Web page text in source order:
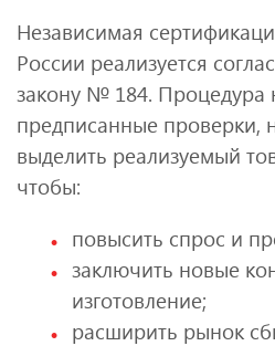
Независимая
России реализуется
закону № 184. Процедура
предписанные проверки,
выделить реализуемый
чтобы:
повысить спрос и
заключить новые
изготовление;
расширить рынок